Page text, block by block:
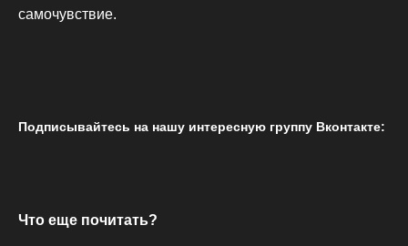
самочувствие.
Подписывайтесь на нашу интересную группу Вконтакте:
Что еще почитать?